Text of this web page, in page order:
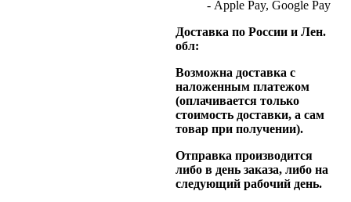
- Apple Pay, Google Pay
Доставка по России и Лен.
обл:
Возможна доставка с
наложенным платежом
(оплачивается только
стоимость доставки, а сам
товар при получении).
Отправка производится
либо в день заказа, либо на
следующий рабочий день.